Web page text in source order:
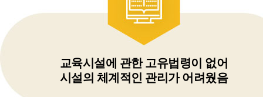
교육시설에 관한 고유법령이 없어
시설의 체계적인 관리가 어려웠음